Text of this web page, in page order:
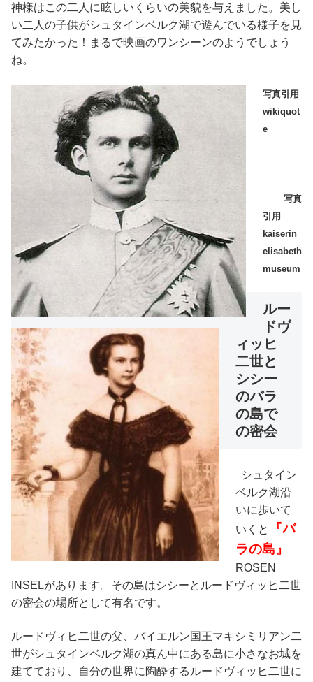
神様はこの二人に眩しいくらいの美貌を与えました。美し
い二人の子供がシュタインベルク湖で遊んでいる様子を見
てみたかった！まるで映画のワンシーンのようでしょう
ね。
写真引用
wikiquot
e
写真
引用
kaiserin
elisabeth
museum
ルー
ドヴ
ィッヒ
二世と
シシー
のバラ
の島で
の密会
シュタイン
ベルク湖沿
いに歩いて
いくと
『バ
ラの島』
ROSEN
INSELがあります。その島はシシーとルードヴィッヒ二世
の密会の場所として有名です。
ルードヴィヒ二世の父、バイエルン国王マキシミリアン二
世がシュタインベルク湖の真ん中にある島に小さなお城を
建てており、自分の世界に陶酔するルードヴィッヒ二世に